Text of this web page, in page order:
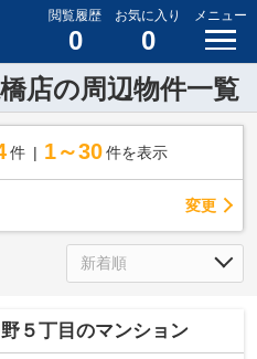
閲覧履歴
0
お気に入り
0
メニュー
店の周辺物件一覧
件 1～30 件を表示
変更
５丁目のマンション